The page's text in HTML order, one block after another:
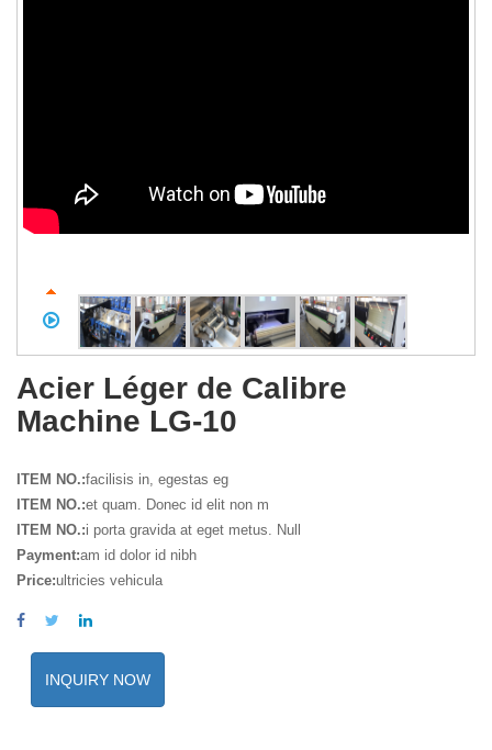
Acier Léger de Calibre
Machine LG-10
ITEM NO.:facilisis in, egestas eg
ITEM NO.:et quam. Donec id elit non m
ITEM NO.:i porta gravida at eget metus. Null
Payment:am id dolor id nibh
Price:ultricies vehicula
INQUIRY NOW